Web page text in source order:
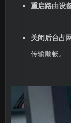
重启路由设
关闭后台占
传输顺畅。